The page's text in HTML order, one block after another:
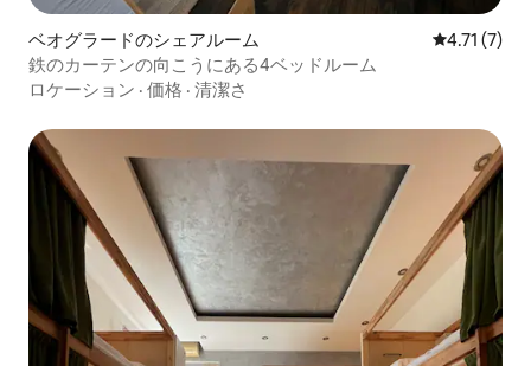
ベオグラードのシェアルーム レビュー7
4.71 (7)
鉄のカーテンの向こうにある4ベッドルーム
ロケーション · 価格 · 清潔さ